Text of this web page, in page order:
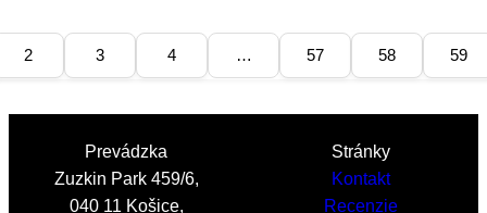
2 3 4 … 57 58 59
Prevádzka
Zuzkin Park 459/6,
040 11 Košice,
Stránky
Kontakt
Recenzie